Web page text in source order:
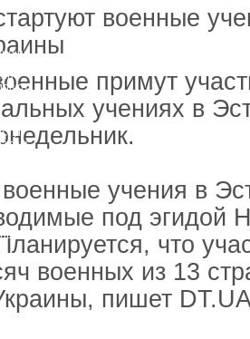
по
от
в
примут
учениях в
учения в
под эгидой
что
военных из 13
пишет